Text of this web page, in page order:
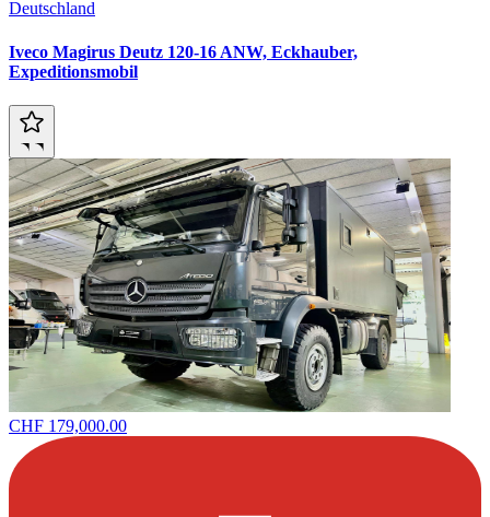
Deutschland
Iveco Magirus Deutz 120-16 ANW, Eckhauber,
Expeditionsmobil
CHF 179,000.00